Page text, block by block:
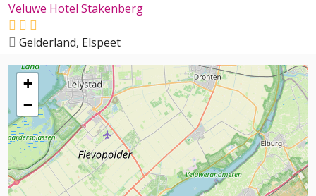
Veluwe Hotel Stakenberg
Gelderland, Elspeet
+
−